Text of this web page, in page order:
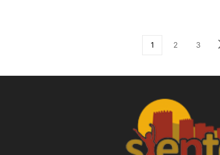
1 2 3